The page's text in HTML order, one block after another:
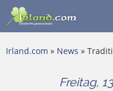
Irland.com » News »
Freitag,